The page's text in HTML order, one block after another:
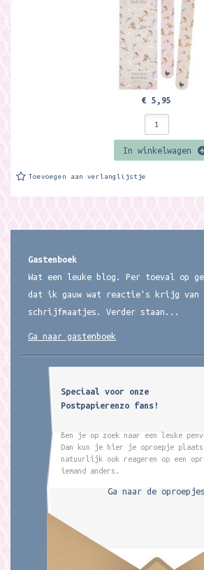
€ 5,95
In winkelwagen
Toevoegen aan verlanglijstje
Gastenboek
Wat een leuke blog. Per toeval op
dat ik gauw wat reactie's krijg van
schrijfmaatjes. Verder staan...
Ga naar gastenboek
Speciaal voor onze
Postpapierenzo fans!
Ben je op zoek naar een leuke
Dan kun je hier je oproepje
natuurlijk ook reageren op een
iemand anders.
Ga naar de oproepjes